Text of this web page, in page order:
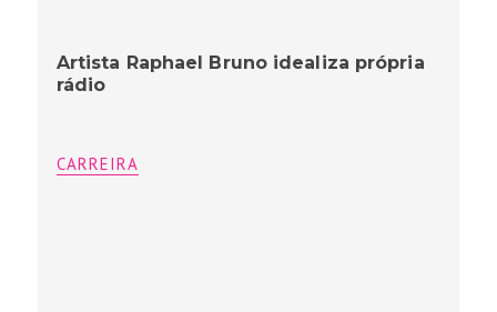
Artista Raphael Bruno idealiza própria
rádio
CARREIRA